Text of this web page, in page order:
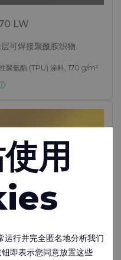
LW
可焊接聚酰胺织物
氨酯 (TPU) 涂料, 170 g/m²
用
行并完全匿名地分析我们
即表示您同意放置这些